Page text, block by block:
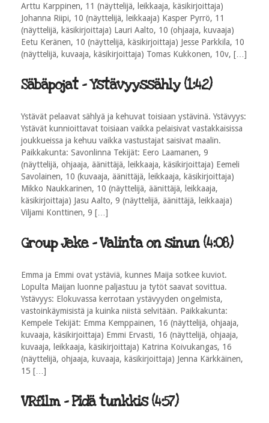
Arttu Karppinen, 11 (näyttelijä, leikkaaja, käsikirjoittaja)
Johanna Riipi, 10 (näyttelijä, leikkaaja) Kasper Pyrrö, 11
(näyttelijä, käsikirjoittaja) Lauri Aalto, 10 (ohjaaja, kuvaaja)
Eetu Keränen, 10 (näyttelijä, käsikirjoittaja) Jesse Parkkila, 10
(näyttelijä, kuvaaja, käsikirjoittaja) Tomas Kukkonen, 10v, […]
Säbäpojat - Ystävyyssähly (1:42)
Ystävät pelaavat sählyä ja kehuvat toisiaan ystävinä. Ystävyys:
Ystävät kunnioittavat toisiaan vaikka pelaisivat vastakkaisissa
joukkueissa ja kehuu vaikka vastustajat saisivat maalin.
Paikkakunta: Savonlinna Tekijät: Eero Laamanen, 9
(näyttelijä, ohjaaja, äänittäjä, leikkaaja, käsikirjoittaja) Eemeli
Savolainen, 10 (kuvaaja, äänittäjä, leikkaaja, käsikirjoittaja)
Mikko Naukkarinen, 10 (näyttelijä, äänittäjä, leikkaaja,
käsikirjoittaja) Jasu Aalto, 9 (näyttelijä, äänittäjä, leikkaaja)
Viljami Konttinen, 9 […]
Group Jeke - Valinta on sinun (4:08)
Emma ja Emmi ovat ystäviä, kunnes Maija sotkee kuviot.
Lopulta Maijan luonne paljastuu ja tytöt saavat sovittua.
Ystävyys: Elokuvassa kerrotaan ystävyyden ongelmista,
vastoinkäymisistä ja kuinka niistä selvitään. Paikkakunta:
Kempele Tekijät: Emma Kemppainen, 16 (näyttelijä, ohjaaja,
kuvaaja, käsikirjoittaja) Emmi Ervasti, 16 (näyttelijä, ohjaaja,
kuvaaja, leikkaaja, käsikirjoittaja) Katrina Koivukangas, 16
(näyttelijä, ohjaaja, kuvaaja, käsikirjoittaja) Jenna Kärkkäinen,
15 […]
VRfilm - Pidä tunkkis (4:57)